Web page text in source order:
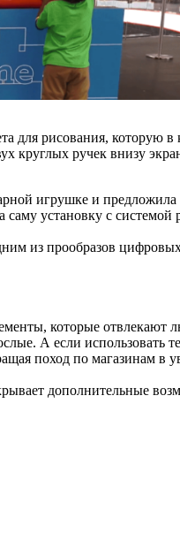
для рисования, которую
круглых ручек внизу
игрушке и
установку с
из прообразов
которые
А если
поход по магазинам в
дополнительные